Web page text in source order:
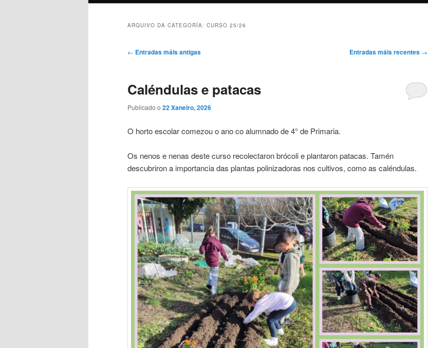
ARQUIVO DA CATEGORÍA: CURSO 25/26
Navegación
← Entradas máis antigas Entradas máis recentes →
Caléndulas e patacas
Publicado o 22 Xaneiro, 2026
O horto escolar comezou o ano co alumnado de 4° de Primaria.
Os nenos e nenas deste curso recolectaron brócoli e plantaron patacas. Tamén
descubriron a importancia das plantas polinizadoras nos cultivos, como as caléndulas.